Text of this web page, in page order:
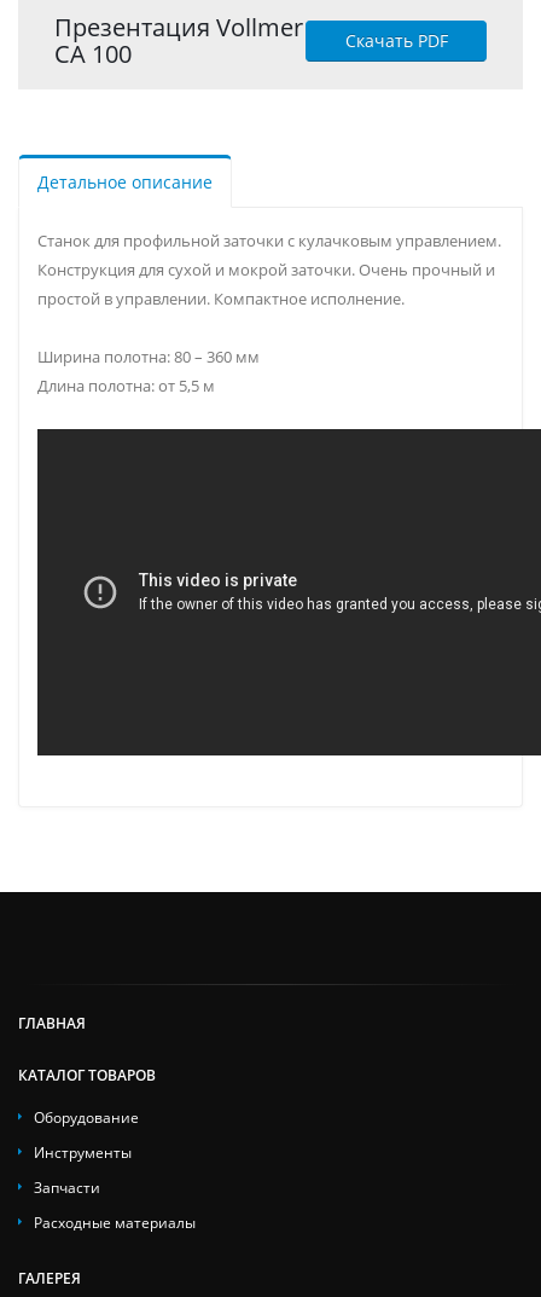
Презентация Vollmer
CA 100
Скачать PDF
Детальное описание
Станок для профильной заточки с кулачковым управлением.
Конструкция для сухой и мокрой заточки. Очень прочный и
простой в управлении. Компактное исполнение.
Ширина полотна: 80 – 360 мм
Длина полотна: от 5,5 м
ГЛАВНАЯ
КАТАЛОГ ТОВАРОВ
Оборудование
Инструменты
Запчасти
Расходные материалы
ГАЛЕРЕЯ